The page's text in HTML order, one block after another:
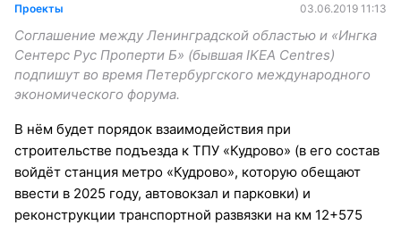
Проекты 03.06.2019 11:13
Соглашение между Ленинградской областью и «Ингка
Сентерс Рус Проперти Б» (бывшая IKEA Centres)
подпишут во время Петербургского международного
экономического форума.
В нём будет порядок взаимодействия при
строительстве подъезда к ТПУ «Кудрово» (в его состав
войдёт станция метро «Кудрово», которую обещают
ввести в 2025 году, автовокзал и парковки) и
реконструкции транспортной развязки на км 12+575